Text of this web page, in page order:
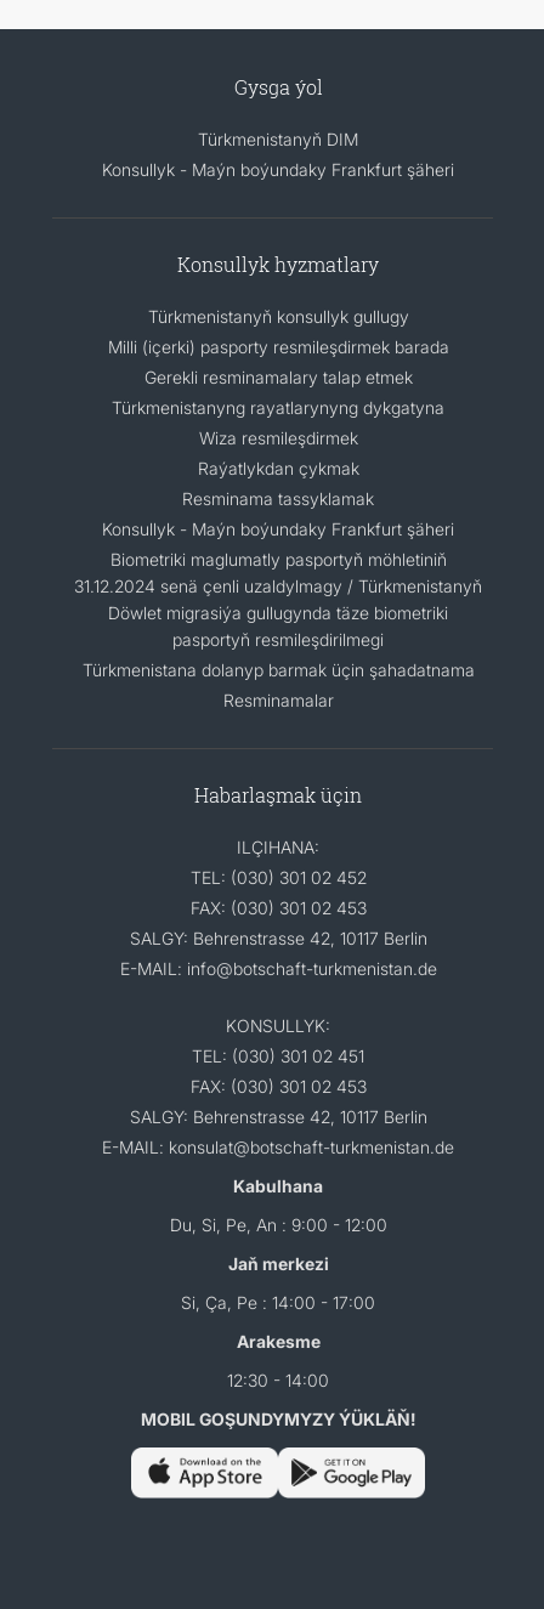
Gysga ýol
Türkmenistanyň DIM
Konsullyk - Maýn boýundaky Frankfurt şäheri
Konsullyk hyzmatlary
Türkmenistanyň konsullyk gullugy
Milli (içerki) pasporty resmileşdirmek barada
Gerekli resminamalary talap etmek
Türkmenistanyng rayatlarynyng dykgatyna
Wiza resmileşdirmek
Raýatlykdan çykmak
Resminama tassyklamak
Konsullyk - Maýn boýundaky Frankfurt şäheri
Biometriki maglumatly pasportyň möhletiniň
31.12.2024 senä çenli uzaldylmagy / Türkmenistanyň
Döwlet migrasiýa gullugynda täze biometriki
pasportyň resmileşdirilmegi
Türkmenistana dolanyp barmak üçin şahadatnama
Resminamalar
Habarlaşmak üçin
ILÇIHANA:
TEL: (030) 301 02 452
FAX: (030) 301 02 453
SALGY: Behrenstrasse 42, 10117 Berlin
E-MAIL: info@botschaft-turkmenistan.de
KONSULLYK:
TEL: (030) 301 02 451
FAX: (030) 301 02 453
SALGY: Behrenstrasse 42, 10117 Berlin
E-MAIL: konsulat@botschaft-turkmenistan.de
Kabulhana
Du, Si, Pe, An : 9:00 - 12:00
Jaň merkezi
Si, Ça, Pe : 14:00 - 17:00
Arakesme
12:30 - 14:00
MOBIL GOŞUNDYMYZY ÝÜKLÄŇ!